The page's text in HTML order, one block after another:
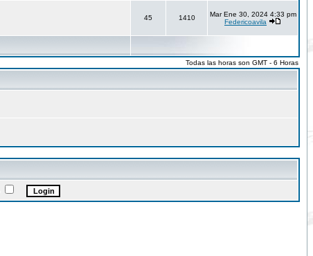
45 1410
Mar Ene 30, 2024 4:33 pm
Federicoavila
Todas las horas son GMT - 6 Horas